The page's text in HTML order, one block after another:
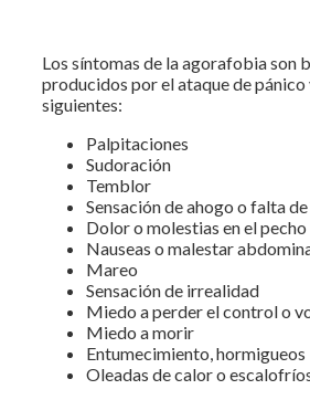
Los síntomas de la agorafobia son
producidos por el ataque de pánico
siguientes:
Palpitaciones
Sudoración
Temblor
Sensación de ahogo o falta
Dolor o molestias en el pecho
Nauseas o malestar
Mareo
Sensación de irrealidad
Miedo a perder el control o
Miedo a morir
Entumecimiento, hormigueos
Oleadas de calor o